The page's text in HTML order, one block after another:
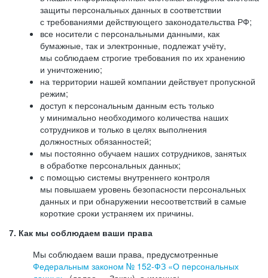
защиты персональных данных в соответствии
с требованиями действующего законодательства РФ;
все носители с персональными данными, как
бумажные, так и электронные, подлежат учёту,
мы соблюдаем строгие требования по их хранению
и уничтожению;
на территории нашей компании действует пропускной
режим;
доступ к персональным данным есть только
у минимально необходимого количества наших
сотрудников и только в целях выполнения
должностных обязанностей;
мы постоянно обучаем наших сотрудников, занятых
в обработке персональных данных;
с помощью системы внутреннего контроля
мы повышаем уровень безопасности персональных
данных и при обнаружении несоответствий в самые
короткие сроки устраняем их причины.
7. Как мы соблюдаем ваши права
Мы соблюдаем ваши права, предусмотренные
Федеральным законом № 152-ФЗ «О персональных